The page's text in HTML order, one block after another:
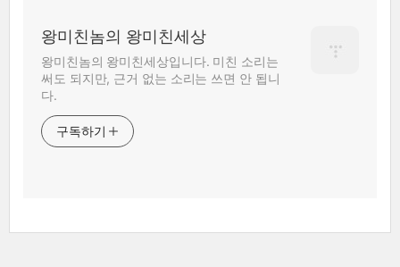
왕미친놈의 왕미친세상
왕미친놈의 왕미친세상입니다. 미친 소리는
써도 되지만, 근거 없는 소리는 쓰면 안 됩니
다.
구독하기